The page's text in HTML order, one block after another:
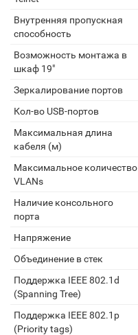
Внутренняя пропускная
способность
Возможность монтажа в
шкаф 19"
Зеркалирование портов
Кол-во USB-портов
Максимальная длина
кабеля (м)
Максимальное количество
VLANs
Наличие консольного
порта
Напряжение
Объединение в стек
Поддержка IEEE 802.1d
(Spanning Tree)
Поддержка IEEE 802.1p
(Priority tags)